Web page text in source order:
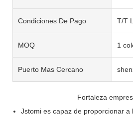
Condiciones De Pago T/T
MOQ 1
Puerto Mas Cercano
Fortaleza
Jstomi es capaz de proporcionar a